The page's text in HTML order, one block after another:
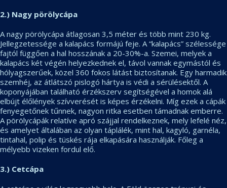
2.) Nagy pörölycápa
A nagy pörölycápa átlagosan 3,5 méter és több mint 230 kg.
Jellegzetessége a kalapács formájú feje. A “kalapács” szélessége
fajtól függően a hal hosszának a 20-30%-a. Szemei, melyek a
kalapács két végén helyezkednek el, távol vannak egymástól és
hólyagszerűek, közel 360 fokos látást biztosítanak. Egy harmadik
szemhéj, az átlátszó pislogó hártya is védi a sérülésektől. A
koponyájában található érzékszerv segítségével a homok alá
elbújt élőlények szívverését is képes érzékelni. Míg ezek a cápák
fenyegetőnek tűnnek, nagyon ritka esetben támadnak emberre.
A pörölycápák relatíve apró szájjal rendelkeznek, mely lefelé néz,
és amelyet általában az olyan táplálék, mint hal, kagyló, garnéla,
tintahal, polip és tüskés rája elkapására használják. Főleg a
mélyebb vizeken fordul elő.
3.) Cetcápa